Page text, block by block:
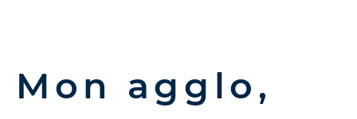
Mon agglo,